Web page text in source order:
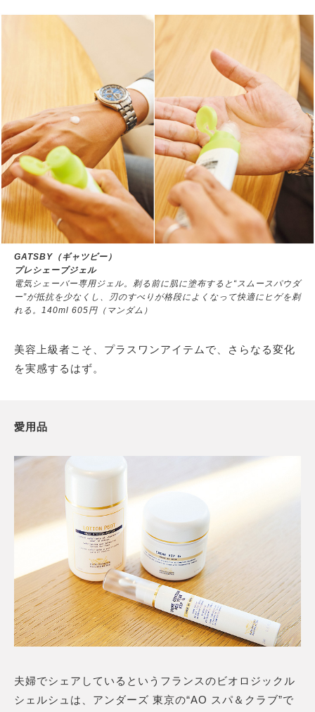
GATSBY（ギャツビー）
プレシェーブジェル
電気シェーバー専用ジェル。剃る前に肌に塗布すると“スムースパウダ
ー”が抵抗を少なくし、刃のすべりが格段によくなって快適にヒゲを剃
れる。140ml 605円（マンダム）
美容上級者こそ、プラスワンアイテムで、さらなる変化
を実感するはず。
愛用品
夫婦でシェアしているというフランスのビオロジックル
シェルシュは、アンダーズ 東京の“AO スパ＆クラブ”で